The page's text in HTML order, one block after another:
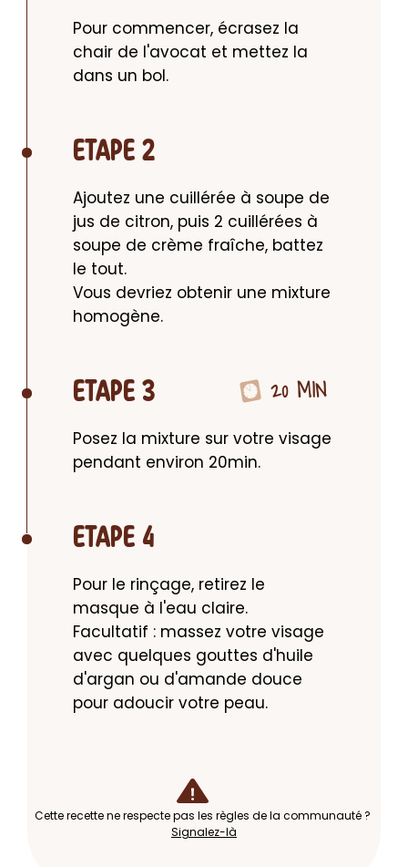
Pour commencer, écrasez la
chair de l'avocat et mettez la
dans un bol.
ETAPE 2
Ajoutez une cuillérée à soupe de
jus de citron, puis 2 cuillérées à
soupe de crème fraîche, battez
le tout.
Vous devriez obtenir une mixture
homogène.
ETAPE 3 20 MIN
Posez la mixture sur votre visage
pendant environ 20min.
ETAPE 4
Pour le rinçage, retirez le
masque à l'eau claire.
Facultatif : massez votre visage
avec quelques gouttes d'huile
d'argan ou d'amande douce
pour adoucir votre peau.
Cette recette ne respecte pas les règles de la communauté ?
Signalez-là